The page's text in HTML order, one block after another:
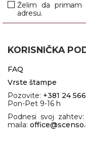
Želim da primam
adresu.
KORISNIČKA
FAQ
Vrste štampe
Pozovite: +381 24
Pon-Pet 9-16 h
Podnesi svoj
maila: